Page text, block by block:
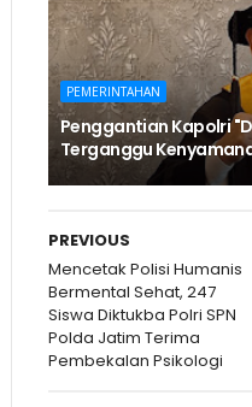
PEMERINTAHAN
Penggantian Kapolri
Terganggu
PREVIOUS
Mencetak Polisi Humanis
Bermental Sehat, 247
Siswa Diktukba Polri SPN
Polda Jatim Terima
Pembekalan Psikologi